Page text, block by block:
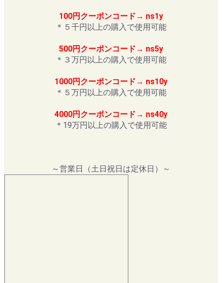
100円クーポンコード→ ns1y
＊５千円以上の購入で使用可能
500円クーポンコード→ ns5y
＊３万円以上の購入で使用可能
1000円クーポンコード→ ns10y
＊５万円以上の購入で使用可能
4000円クーポンコード→ ns40y
＊19万円以上の購入で使用可能
～営業日（土日祝日は定休日）～